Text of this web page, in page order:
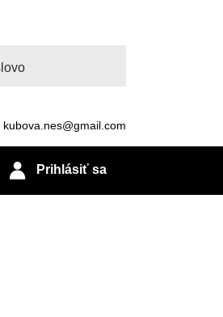
kubova.nes@gmail.com
Prihlásiť sa